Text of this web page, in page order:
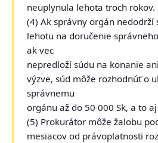
neuplynula lehota troch rokov.
(4) Ak správny orgán nedodrží
lehotu na doručenie
ak vec
nepredloží súdu na konanie
výzve, súd môže rozhodnúť o
správnemu
orgánu až do 50 000 Sk, a to
(5) Prokurátor môže žalobu
mesiacov od právoplatnosti